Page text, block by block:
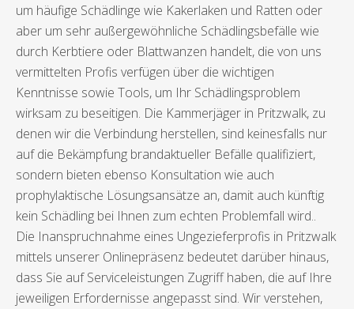
um häufige Schädlinge wie Kakerlaken und Ratten oder
aber um sehr außergewöhnliche Schädlingsbefälle wie
durch Kerbtiere oder Blattwanzen handelt, die von uns
vermittelten Profis verfügen über die wichtigen
Kenntnisse sowie Tools, um Ihr Schädlingsproblem
wirksam zu beseitigen. Die Kammerjäger in Pritzwalk, zu
denen wir die Verbindung herstellen, sind keinesfalls nur
auf die Bekämpfung brandaktueller Befälle qualifiziert,
sondern bieten ebenso Konsultation wie auch
prophylaktische Lösungsansätze an, damit auch künftig
kein Schädling bei Ihnen zum echten Problemfall wird..
Die Inanspruchnahme eines Ungezieferprofis in Pritzwalk
mittels unserer Onlinepräsenz bedeutet darüber hinaus,
dass Sie auf Serviceleistungen Zugriff haben, die auf Ihre
jeweiligen Erfordernisse angepasst sind. Wir verstehen,